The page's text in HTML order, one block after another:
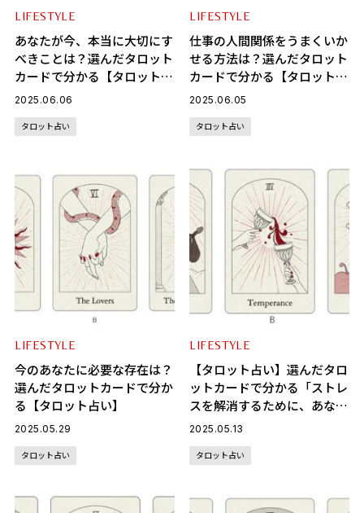
LIFESTYLE
あなたが今、本当に大切にす
べきことは？選んだタロット
カードで分かる【タロット占
い】
2025.06.06
タロット占い
LIFESTYLE
仕事の人間関係をうまくいか
せる方法は？選んだタロット
カードで分かる【タロット占
い】
2025.06.05
タロット占い
LIFESTYLE
今のあなたに必要な存在は？
選んだタロットカードで分か
る【タロット占い】
2025.05.29
タロット占い
LIFESTYLE
【タロット占い】選んだタロ
ットカードで分かる「ストレ
スを解消するために、あなた
に必要なもの」
2025.05.13
タロット占い